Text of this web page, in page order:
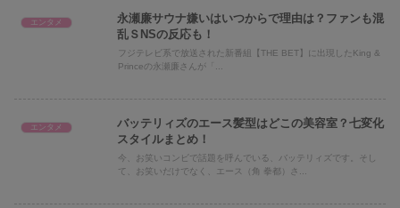
エンタメ
永瀬廉サウナ嫌いはいつからで理由は？ファンも混
乱ＳNSの反応も！
フジテレビ系で放送された新番組【THE BET】に出現したKing &
Princeの永瀬廉さんが「...
エンタメ
バッテリィズのエース髪型はどこの美容室？七変化
スタイルまとめ！
今、お笑いコンビで話題を呼んでいる、バッテリィズです。そし
て、お笑いだけでなく、エース（角 拳都）さ...